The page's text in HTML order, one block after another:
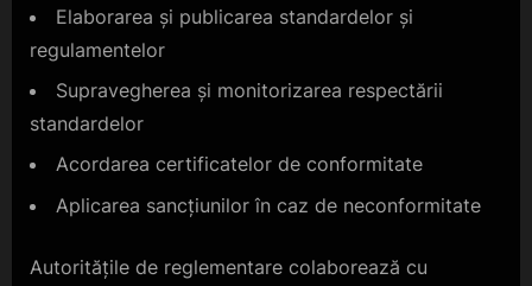
Elaborarea și publicarea standardelor și
regulamentelor
Supravegherea și monitorizarea respectării
standardelor
Acordarea certificatelor de conformitate
Aplicarea sancțiunilor în caz de neconformitate
Autoritățile de reglementare colaborează cu